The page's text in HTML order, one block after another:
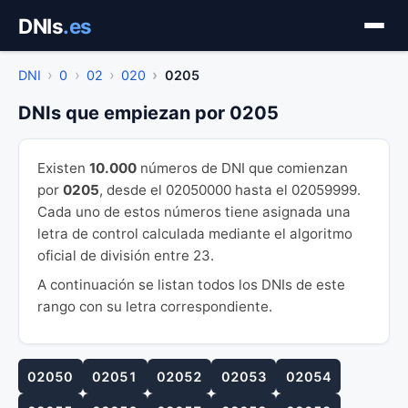
contenido
DNIs.es
DNI 0 02 020 0205
DNIs que empiezan por 0205
Existen 10.000 números de DNI que comienzan
por 0205, desde el 02050000 hasta el 02059999.
Cada uno de estos números tiene asignada una
letra de control calculada mediante el algoritmo
oficial de división entre 23.
A continuación se listan todos los DNIs de este
rango con su letra correspondiente.
02050 02051 02052 02053 02054